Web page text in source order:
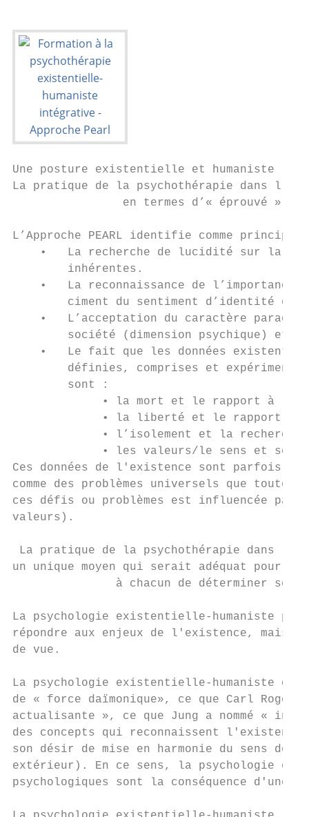
Une posture existentielle et humaniste
La pratique de la psychothérapie dans
en termes d’« éprouvé »
L’Approche PEARL identifie comme
•   La recherche de lucidité sur la
        inhérentes.
•   La reconnaissance de l’importance
ciment du sentiment d’identité et
•   L’acceptation du caractère
société (dimension psychique) et
•   Le fait que les données
définies, comprises et
        sont :
• la mort et le rapport à la
• la liberté et le rapport à
• l’isolement et la recherche
• les valeurs/le sens et ses
Ces données de l'existence sont parfois
comme des problèmes universels que toutes
ces défis ou problèmes est influencée
valeurs).
La pratique de la psychothérapie dans
un unique moyen qui serait adéquat pour
à chacun de déterminer ses
La psychologie existentielle-humaniste
répondre aux enjeux de l'existence, mais
de vue.
La psychologie existentielle-humaniste
de « force daïmonique», ce que Carl Rogers
actualisante », ce que Jung a nommé «
des concepts qui reconnaissent
son désir de mise en harmonie du sens de
extérieur). En ce sens, la psychologie
psychologiques sont la conséquence d'une